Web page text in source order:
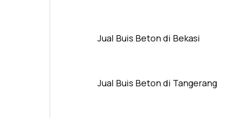
Jual Buis Beton di Bekasi
Jual Buis Beton di Tangerang